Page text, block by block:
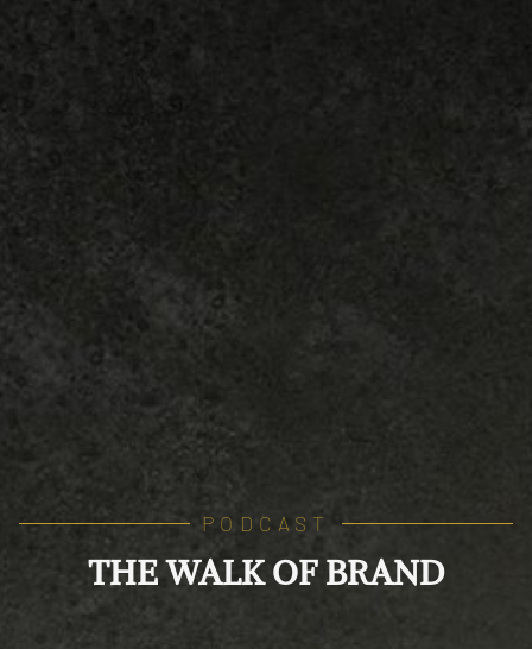
PODCAST
THE WALK OF BRAND